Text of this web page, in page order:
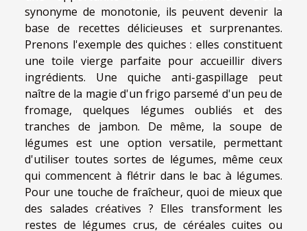
synonyme de monotonie, ils peuvent devenir la
base de recettes délicieuses et surprenantes.
Prenons l'exemple des quiches : elles constituent
une toile vierge parfaite pour accueillir divers
ingrédients. Une quiche anti-gaspillage peut
naître de la magie d'un frigo parsemé d'un peu de
fromage, quelques légumes oubliés et des
tranches de jambon. De même, la soupe de
légumes est une option versatile, permettant
d'utiliser toutes sortes de légumes, même ceux
qui commencent à flétrir dans le bac à légumes.
Pour une touche de fraîcheur, quoi de mieux que
des salades créatives ? Elles transforment les
restes de légumes crus, de céréales cuites ou